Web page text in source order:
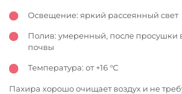
Освещение: яркий рассеянный свет
Полив: умеренный, после просушки
почвы
Температура: от +16 °C
Пахира хорошо очищает воздух и не